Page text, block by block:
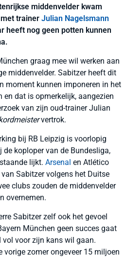
middenvelder kwam
trainer Julian Nagelsmann
heeft nog geen potten kunnen
graag mee wil werken aan
middenvelder. Sabitzer heeft dit
moment kunnen imponeren in het
en dat is opmerkelijk, aangezien
van zijn oud-trainer Julian
vertrok.
bij RB Leipzig is voorlopig
koploper van de Bundesliga,
lijkt. Arsenal en Atlético
Sabitzer volgens het Duitse
clubs zouden de middenvelder
overnemen.
Sabitzer zelf ook het gevoel
München geen succes gaat
voor zijn kans wil gaan.
vorige zomer ongeveer 15 miljoen